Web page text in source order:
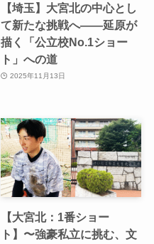
【埼玉】大宮北の中心とし
て新たな挑戦へ——延原が
描く「公立校No.1ショー
ト」への道
2025年11月13日
【大宮北：1番ショー
ト】〜強豪私立に挑む、文